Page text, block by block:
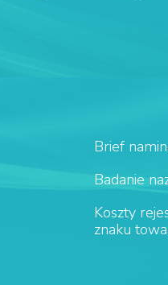
Brief
Badanie
Koszty
znaku